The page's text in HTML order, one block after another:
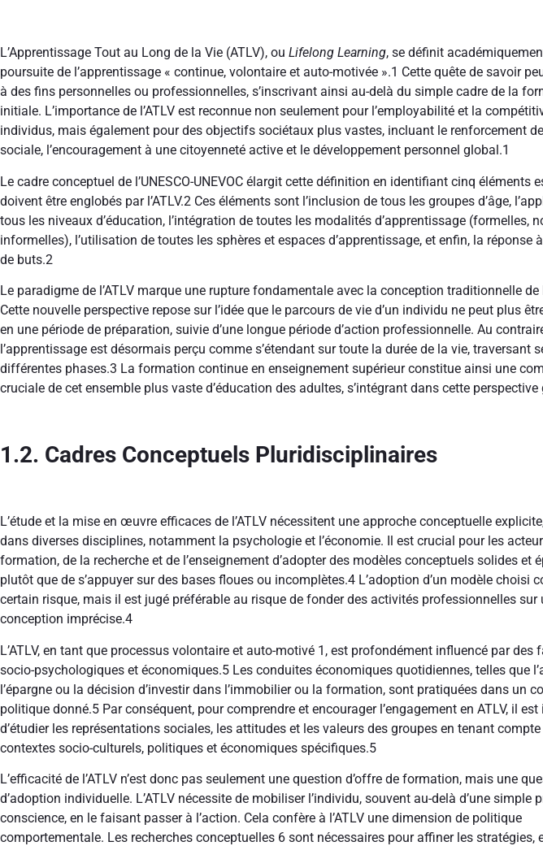
L’Apprentissage Tout au Long de la Vie (ATLV), ou Lifelong Learning, se définit
poursuite de l’apprentissage « continue, volontaire et auto-motivée ».1 Cette quête de savoir
à des fins personnelles ou professionnelles, s’inscrivant ainsi au-delà du simple cadre de la
initiale. L’importance de l’ATLV est reconnue non seulement pour l’employabilité et la
individus, mais également pour des objectifs sociétaux plus vastes, incluant le renforcement
sociale, l’encouragement à une citoyenneté active et le développement personnel global.1
Le cadre conceptuel de l’UNESCO-UNEVOC élargit cette définition en identifiant cinq éléments
doivent être englobés par l’ATLV.2 Ces éléments sont l’inclusion de tous les groupes d’âge,
tous les niveaux d’éducation, l’intégration de toutes les modalités d’apprentissage (formelles,
informelles), l’utilisation de toutes les sphères et espaces d’apprentissage, et enfin, la réponse
de buts.2
Le paradigme de l’ATLV marque une rupture fondamentale avec la conception traditionnelle de
Cette nouvelle perspective repose sur l’idée que le parcours de vie d’un individu ne peut plus
en une période de préparation, suivie d’une longue période d’action professionnelle. Au
l’apprentissage est désormais perçu comme s’étendant sur toute la durée de la vie, traversant
différentes phases.3 La formation continue en enseignement supérieur constitue ainsi une
cruciale de cet ensemble plus vaste d’éducation des adultes, s’intégrant dans cette perspective
1.2. Cadres Conceptuels Pluridisciplinaires
L’étude et la mise en œuvre efficaces de l’ATLV nécessitent une approche conceptuelle
dans diverses disciplines, notamment la psychologie et l’économie. Il est crucial pour les
formation, de la recherche et de l’enseignement d’adopter des modèles conceptuels solides et
plutôt que de s’appuyer sur des bases floues ou incomplètes.4 L’adoption d’un modèle choisi
certain risque, mais il est jugé préférable au risque de fonder des activités professionnelles sur
conception imprécise.4
L’ATLV, en tant que processus volontaire et auto-motivé 1 , est profondément influencé par des
socio-psychologiques et économiques.5 Les conduites économiques quotidiennes, telles que
l’épargne ou la décision d’investir dans l’immobilier ou la formation, sont pratiquées dans un
politique donné.5 Par conséquent, pour comprendre et encourager l’engagement en ATLV, il
d’étudier les représentations sociales, les attitudes et les valeurs des groupes en tenant
contextes socio-culturels, politiques et économiques spécifiques.5
L’efficacité de l’ATLV n’est donc pas seulement une question d’offre de formation, mais une
d’adoption individuelle. L’ATLV nécessite de mobiliser l’individu, souvent au-delà d’une simple
conscience, en le faisant passer à l’action. Cela confère à l’ATLV une dimension de politique
comportementale. Les recherches conceptuelles 6 sont nécessaires pour affiner les stratégies,